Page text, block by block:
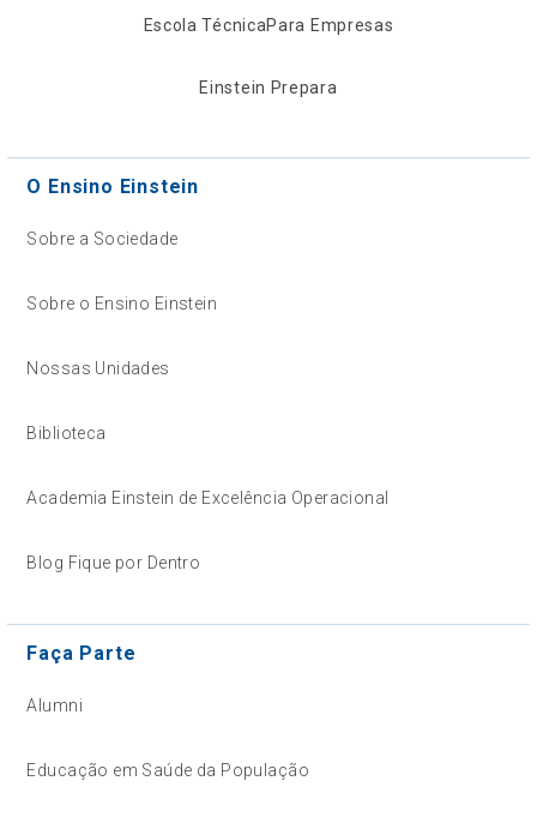
Escola TécnicaPara Empresas
Einstein Prepara
O Ensino Einstein
Sobre a Sociedade
Sobre o Ensino Einstein
Nossas Unidades
Biblioteca
Academia Einstein de Excelência Operacional
Blog Fique por Dentro
Faça Parte
Alumni
Educação em Saúde da População